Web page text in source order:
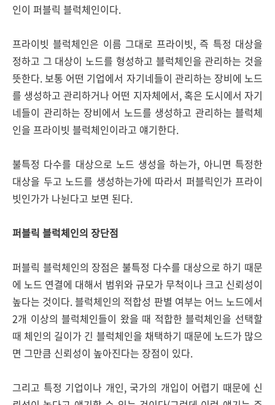
인이 퍼블릭 블럭체인이다.
프라이빗 블럭체인은 이름 그대로 프라이빗, 즉 특정 대상을
정하고 그 대상이 노드를 형성하고 블럭체인을 관리하는 것을
뜻한다. 보통 어떤 기업에서 자기네들이 관리하는 장비에 노드
를 생성하고 관리하거나 어떤 지자체에서, 혹은 도시에서 자기
네들이 관리하는 장비에서 노드를 생성하고 관리하는 블럭체
인을 프라이빗 블럭체인이라고 얘기한다.
불특정 다수를 대상으로 노드 생성을 하는가, 아니면 특정한
대상을 두고 노드를 생성하는가에 따라서 퍼블릭인가 프라이
빗인가가 나뉜다고 보면 된다.
퍼블릭 블럭체인의 장단점
퍼블릭 블럭체인의 장점은 불특정 다수를 대상으로 하기 때문
에 노드 연결에 대해서 범위와 규모가 무척이나 크고 신뢰성이
높다는 것이다. 블럭체인의 적합성 판별 여부는 어느 노드에서
2개 이상의 블럭체인들이 왔을 때 적합한 블럭체인을 선택할
때 체인의 길이가 긴 블럭체인을 채택하기 때문에 노드가 많으
면 그만큼 신뢰성이 높아진다는 장점이 있다.
그리고 특정 기업이나 개인, 국가의 개입이 어렵기 때문에 신